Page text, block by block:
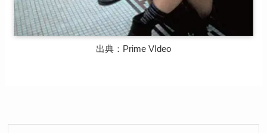
出典：Prime VIdeo